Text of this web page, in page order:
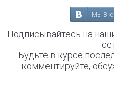
Мы
Подписывайтесь на
Будьте в курсе
комментируйте,